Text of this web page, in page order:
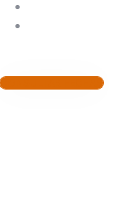
CONSULTAR FECHAS